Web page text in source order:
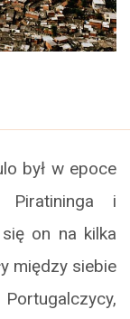
był w epoce
Piratininga i
on na kilka
między siebie